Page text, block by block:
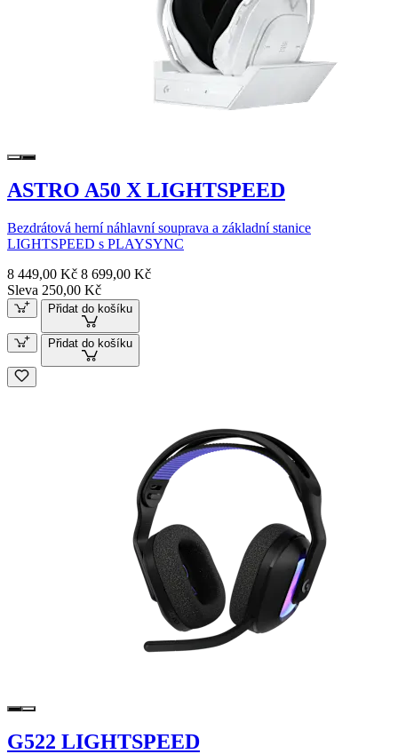
ASTRO A50 X LIGHTSPEED
Bezdrátová herní náhlavní souprava a základní stanice
LIGHTSPEED s PLAYSYNC
8 449,00 Kč 8 699,00 Kč
Sleva 250,00 Kč
Přidat do košíku
Přidat do košíku
G522 LIGHTSPEED